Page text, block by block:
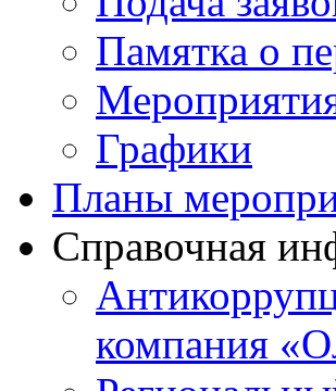
Памятка о
Графики
Планы
Справочная
компания